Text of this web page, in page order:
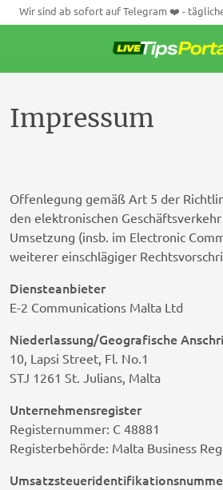
Wir sind ab sofort auf Telegram ❤️ -
Inhalt
Impressum
Offenlegung gemäß Art 5 der
den elektronischen
Umsetzung (insb. im Electronic
weiterer einschlägiger
Diensteanbieter
E-2 Communications Malta Ltd
Niederlassung/Geografische
10, Lapsi Street, Fl. No.1
STJ 1261 St. Julians, Malta
Unternehmensregister
Registernummer: C 48881
Registerbehörde: Malta Business